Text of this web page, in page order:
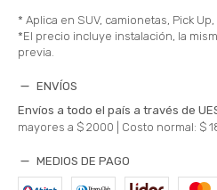
* Aplica en SUV, camionetas, Pick Up,
*El precio incluye instalación, la
previa.
ENVÍOS
Envíos a todo el país a través de
mayores a $ 2000 | Costo normal: $
MEDIOS DE PAGO